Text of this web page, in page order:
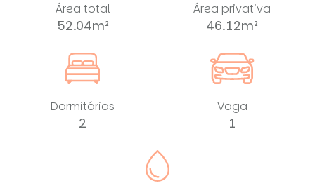
Área total
52.04m²
Área privativa
46.12m²
Dormitórios
2
Vaga
1